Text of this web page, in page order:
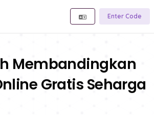
Enter Code
Membandingkan
Gratis Seharga